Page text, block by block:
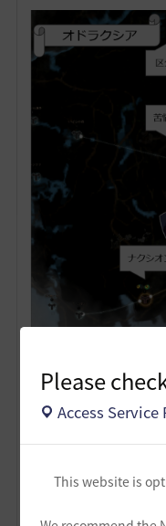
Please
Access
This website is
木に派遣してもよい。
以上です。余裕があ
ザンナ